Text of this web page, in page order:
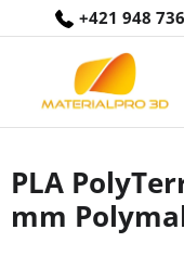
+421 948
PLA
mm